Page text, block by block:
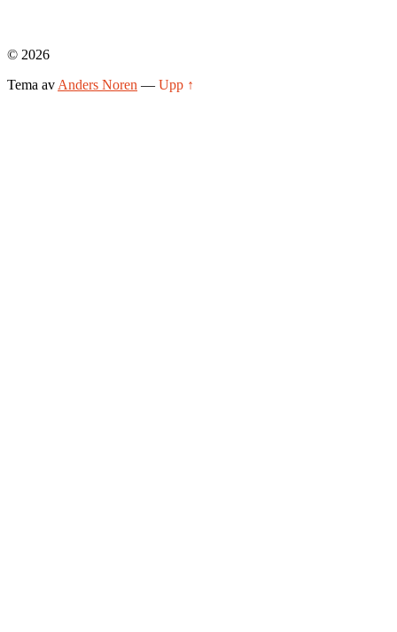
© 2026
Tema av Anders Noren — Upp ↑